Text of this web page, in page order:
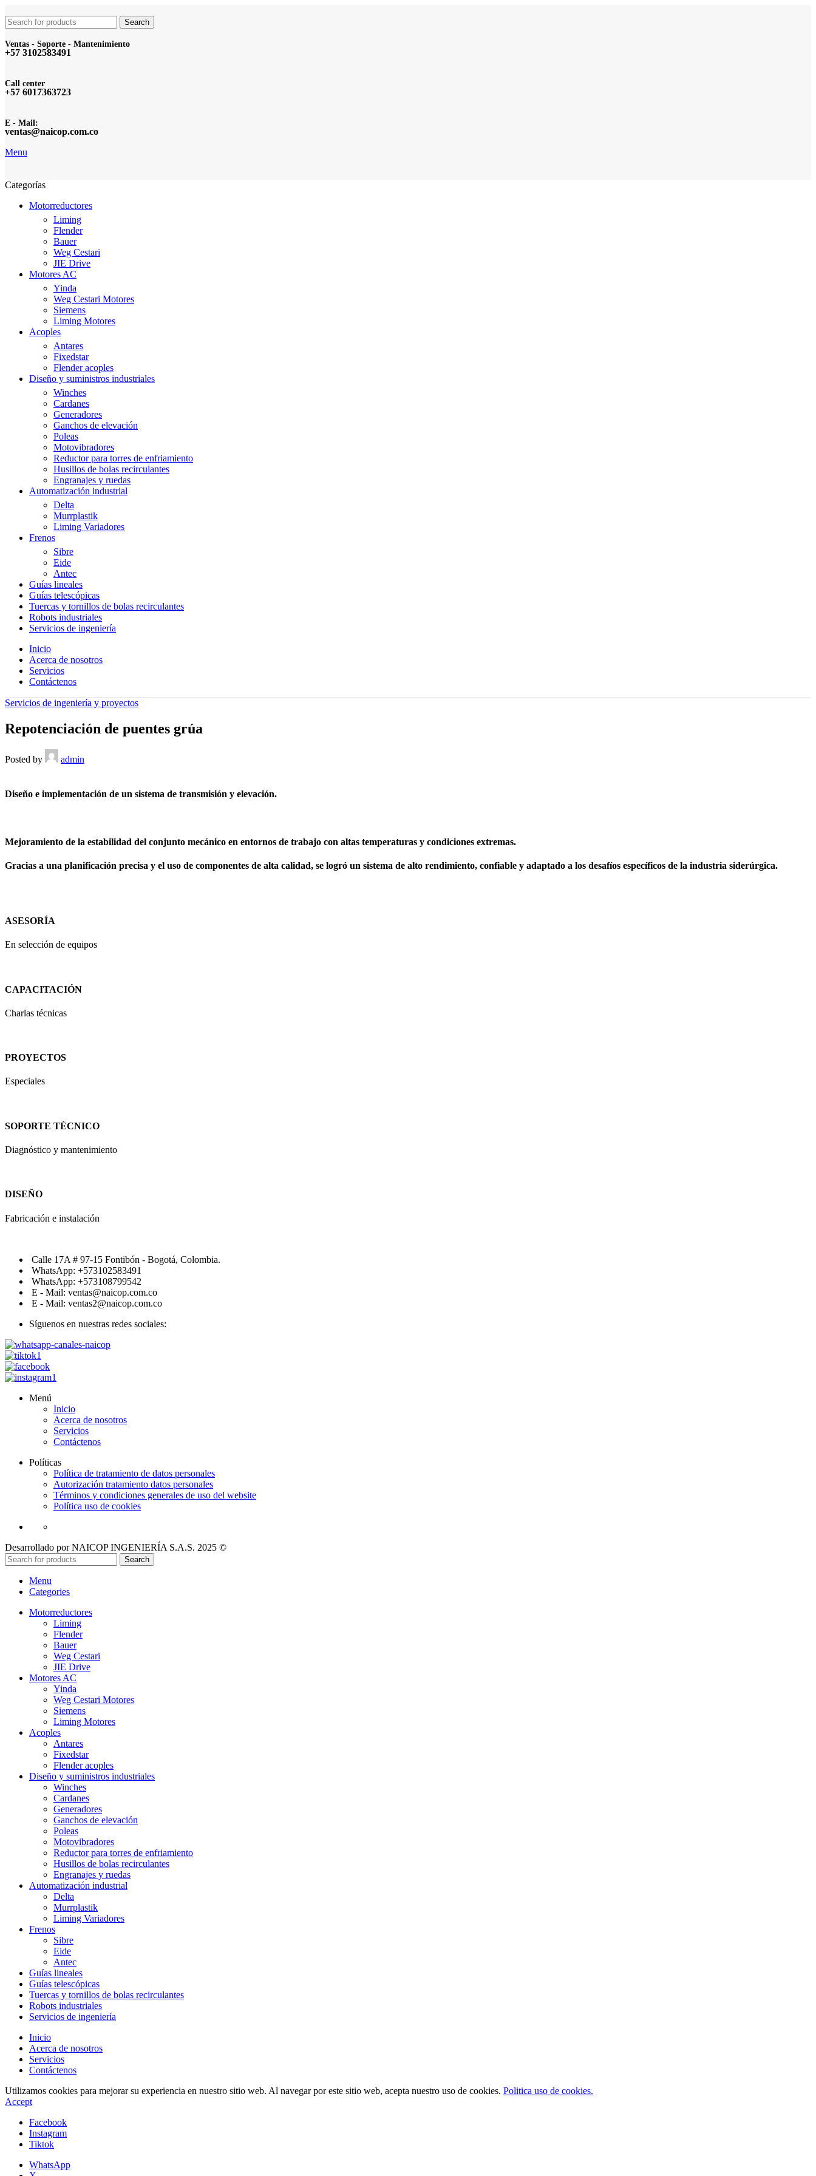
Search
Ventas - Soporte - Mantenimiento
+57 3102583491
Call center
+57 6017363723
E - Mail:
ventas@naicop.com.co
Menu
Categorías
Motorreductores
Liming
Flender
Bauer
Weg Cestari
JIE Drive
Motores AC
Yinda
Weg Cestari Motores
Siemens
Liming Motores
Acoples
Antares
Fixedstar
Flender acoples
Diseño y suministros industriales
Winches
Cardanes
Generadores
Ganchos de elevación
Poleas
Motovibradores
Reductor para torres de enfriamiento
Husillos de bolas recirculantes
Engranajes y ruedas
Automatización industrial
Delta
Murrplastik
Liming Variadores
Frenos
Sibre
Eide
Antec
Guías lineales
Guías telescópicas
Tuercas y tornillos de bolas recirculantes
Robots industriales
Servicios de ingeniería
Inicio
Acerca de nosotros
Servicios
Contáctenos
Servicios de ingeniería y proyectos
Repotenciación de puentes grúa
Posted by admin
Diseño e implementación de un sistema de transmisión y elevación.
Mejoramiento de la estabilidad del conjunto mecánico en entornos de trabajo con altas temperaturas y condiciones extremas.
Gracias a una planificación precisa y el uso de componentes de alta calidad, se logró un sistema de alto rendimiento, confiable y adaptado a los desafíos específicos de la industria siderúrgica.
ASESORÍA
En selección de equipos
CAPACITACIÓN
Charlas técnicas
PROYECTOS
Especiales
SOPORTE TÉCNICO
Diagnóstico y mantenimiento
DISEÑO
Fabricación e instalación
Calle 17A # 97-15 Fontibón - Bogotá, Colombia.
WhatsApp: +573102583491
WhatsApp: +573108799542
E - Mail: ventas@naicop.com.co
E - Mail: ventas2@naicop.com.co
Síguenos en nuestras redes sociales:
Menú
Inicio
Acerca de nosotros
Servicios
Contáctenos
Políticas
Política de tratamiento de datos personales
Autorización tratamiento datos personales
Términos y condiciones generales de uso del website
Política uso de cookies
Desarrollado por NAICOP INGENIERÍA S.A.S. 2025 ©
Search
Menu
Categories
Motorreductores
Liming
Flender
Bauer
Weg Cestari
JIE Drive
Motores AC
Yinda
Weg Cestari Motores
Siemens
Liming Motores
Acoples
Antares
Fixedstar
Flender acoples
Diseño y suministros industriales
Winches
Cardanes
Generadores
Ganchos de elevación
Poleas
Motovibradores
Reductor para torres de enfriamiento
Husillos de bolas recirculantes
Engranajes y ruedas
Automatización industrial
Delta
Murrplastik
Liming Variadores
Frenos
Sibre
Eide
Antec
Guías lineales
Guías telescópicas
Tuercas y tornillos de bolas recirculantes
Robots industriales
Servicios de ingeniería
Inicio
Acerca de nosotros
Servicios
Contáctenos
Utilizamos cookies para mejorar su experiencia en nuestro sitio web. Al navegar por este sitio web, acepta nuestro uso de cookies. Politica uso de cookies.
Accept
Facebook
Instagram
Tiktok
WhatsApp